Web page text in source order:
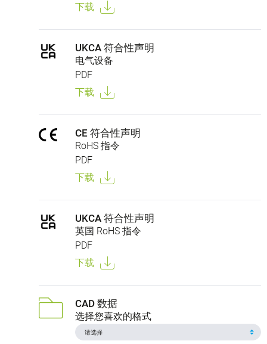
下载
UKCA 符合性声明
电气设备
PDF
下载
CE 符合性声明
RoHS 指令
PDF
下载
UKCA 符合性声明
英国 RoHS 指令
PDF
下载
CAD 数据
选择您喜欢的格式